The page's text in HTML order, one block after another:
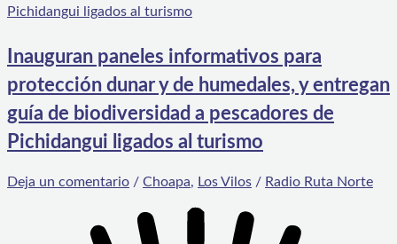
Inauguran paneles informativos para
protección dunar y de humedales, y entregan
guía de biodiversidad a pescadores de
Pichidangui ligados al turismo
Deja un comentario / Choapa, Los Vilos / Radio Ruta Norte